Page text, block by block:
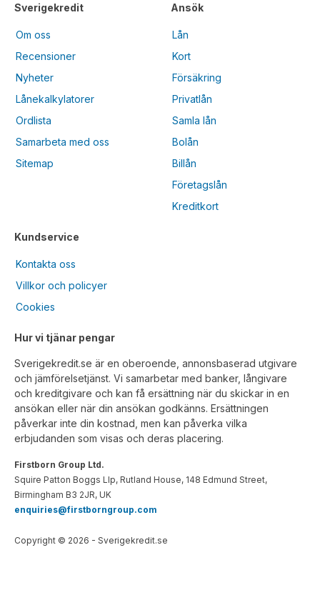
Sverigekredit
Om oss
Recensioner
Nyheter
Lånekalkylatorer
Ordlista
Samarbeta med oss
Sitemap
Kundservice
Kontakta oss
Villkor och policyer
Cookies
Ansök
Lån
Kort
Försäkring
Privatlån
Samla lån
Bolån
Billån
Företagslån
Kreditkort
Hur vi tjänar pengar
Sverigekredit.se är en oberoende, annonsbaserad utgivare
och jämförelsetjänst. Vi samarbetar med banker, långivare
och kreditgivare och kan få ersättning när du skickar in en
ansökan eller när din ansökan godkänns. Ersättningen
påverkar inte din kostnad, men kan påverka vilka
erbjudanden som visas och deras placering.
Firstborn Group Ltd.
Squire Patton Boggs Llp, Rutland House, 148 Edmund Street,
Birmingham B3 2JR, UK
enquiries@firstborngroup.com
Copyright © 2026 - Sverigekredit.se